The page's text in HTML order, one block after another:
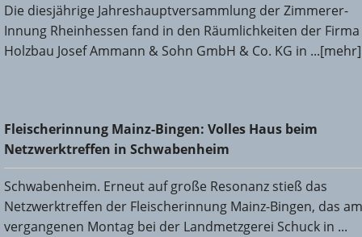
Die diesjährige Jahreshauptversammlung der Zimmerer-
Innung Rheinhessen fand in den Räumlichkeiten der Firma
Holzbau Josef Ammann & Sohn GmbH & Co. KG in ...[mehr]
Fleischerinnung Mainz-Bingen: Volles Haus beim
Netzwerktreffen in Schwabenheim
Fleischerinnung Mainz-Bingen: Volles Haus beim
Netzwerktreffen in Schwabenheim
Schwabenheim. Erneut auf große Resonanz stieß das
Netzwerktreffen der Fleischerinnung Mainz-Bingen, das am
vergangenen Montag bei der Landmetzgerei Schuck in ...